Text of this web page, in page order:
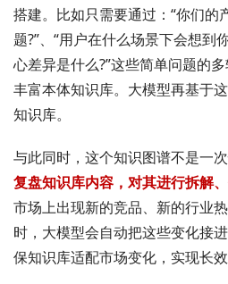
搭建。比如只需要通过：“你们的
题?”、“用户在什么场景下会想到
心差异是什么?”这些简单问题的
丰富本体知识库。大模型再基于
知识库。
与此同时，这个知识图谱不是一次
复盘知识库内容，对其进行拆解
市场上出现新的竞品、新的行业
时，大模型会自动把这些变化接
保知识库适配市场变化，实现长效